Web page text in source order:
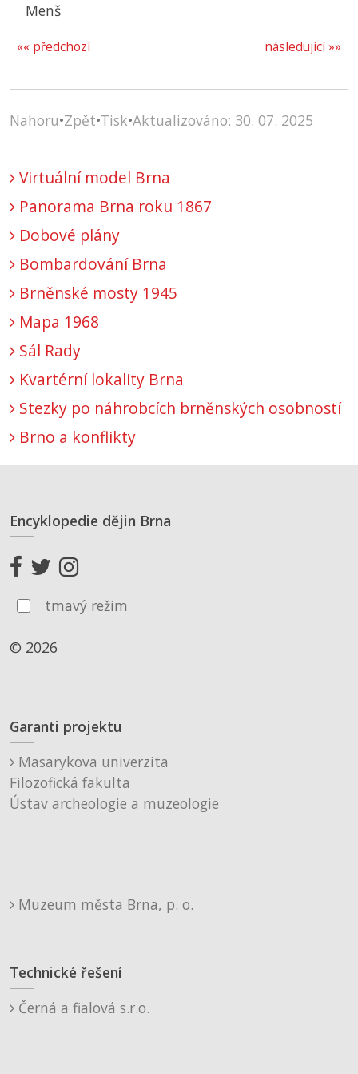
Menš
následující »»
«« předchozí
Nahoru•Zpět•Tisk•Aktualizováno: 30. 07. 2025
Virtuální model Brna
Panorama Brna roku 1867
Dobové plány
Bombardování Brna
Brněnské mosty 1945
Mapa 1968
Sál Rady
Kvartérní lokality Brna
Stezky po náhrobcích brněnských osobností
Brno a konflikty
Encyklopedie dějin Brna
tmavý režim
© 2026
Garanti projektu
Masarykova univerzita
Filozofická fakulta
Ústav archeologie a muzeologie
Muzeum města Brna, p. o.
Technické řešení
Černá a fialová s.r.o.